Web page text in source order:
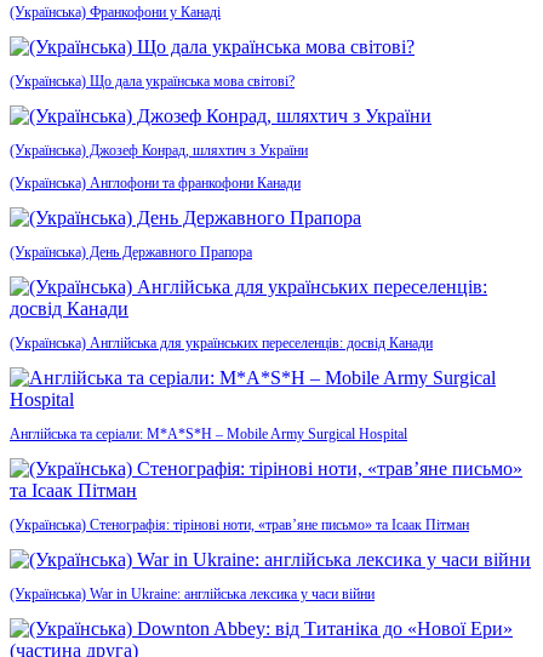
(Українська) Франкофони у Канаді
(Українська) Що дала українська мова світові?
(Українська) Джозеф Конрад, шляхтич з України
(Українська) Англофони та франкофони Канади
(Українська) День Державного Прапора
(Українська) Англійська для українських переселенців: досвід Канади
Англійська та серіали: M*A*S*H – Mobile Army Surgical Hospital
(Українська) Стенографія: тірінові ноти, «трав’яне письмо» та Ісаак Пітман
(Українська) War in Ukraine: англійська лексика у часи війни